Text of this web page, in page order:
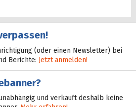
(oder einen Newsletter) bei
Berichte: Jetzt anmelden!
und verkauft deshalb keine